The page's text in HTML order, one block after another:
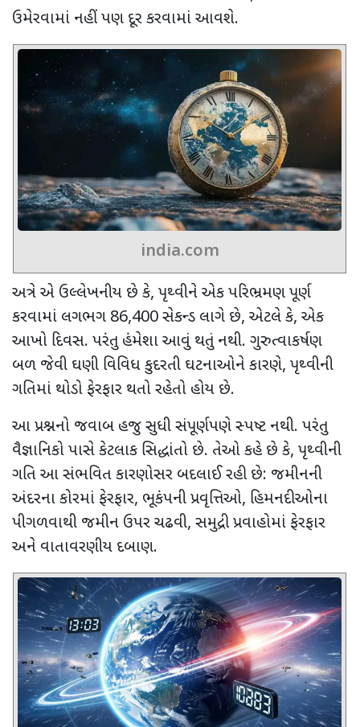
ઉમેરવામાં નહીં પણ દૂર કરવામાં આવશે.
india.com
અત્રે એ ઉલ્લેખનીય છે કે, પૃથ્વીને એક પરિભ્રમણ પૂર્ણ
કરવામાં લગભગ 86,400સેકન્ડ લાગે છે, એટલે કે, એક
આખો દિવસ. પરંતુ હંમેશા આવું થતું નથી. ગુરુત્વાકર્ષણ
બળ જેવી ઘણી વિવિધ કુદરતી ઘટનાઓને કારણે, પૃથ્વીની
ગતિમાં થોડો ફેરફાર થતો રહેતો હોય છે.
આ પ્રશ્નનો જવાબ હજુ સુધી સંપૂર્ણપણે સ્પષ્ટ નથી. પરંતુ
વૈજ્ઞાનિકો પાસે કેટલાક સિદ્ધાંતો છે. તેઓ કહે છે કે, પૃથ્વીની
ગતિ આ સંભવિત કારણોસર બદલાઈ રહી છે: જમીનની
અંદરના કોરમાં ફેરફાર, ભૂકંપની પ્રવૃત્તિઓ, હિમનદીઓના
પીગળવાથી જમીન ઉપર ચઢવી, સમુદ્રી પ્રવાહોમાં ફેરફાર
અને વાતાવરણીય દબાણ.